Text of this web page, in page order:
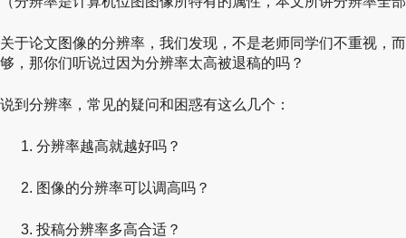
关于论文图像的分辨率，我们发现，不是老师同学们不重视，
够，那你们听说过因为分辨率太高被退稿的吗？
说到分辨率，常见的疑问和困惑有这么几个：
分辨率越高就越好吗？
图像的分辨率可以调高吗？
投稿分辨率多高合适？